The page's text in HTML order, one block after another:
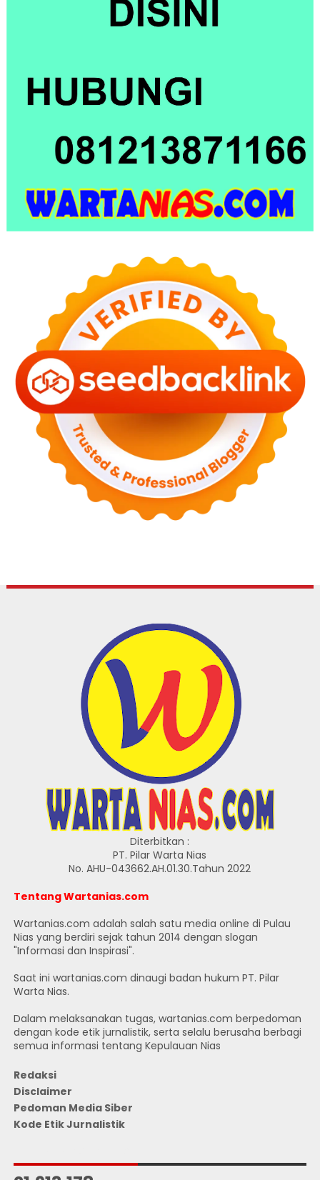
Diterbitkan :
PT. Pilar Warta Nias
No. AHU-043662.AH.01.30.Tahun 2022
Tentang Wartanias.com
Wartanias.com adalah salah satu media online di Pulau
Nias yang berdiri sejak tahun 2014 dengan slogan
"Informasi dan Inspirasi".
Saat ini wartanias.com dinaugi badan hukum PT. Pilar
Warta Nias.
Dalam melaksanakan tugas, wartanias.com berpedoman
dengan kode etik jurnalistik, serta selalu berusaha berbagi
semua informasi tentang Kepulauan Nias
Redaksi
Disclaimer
Pedoman Media Siber
Kode Etik Jurnalistik